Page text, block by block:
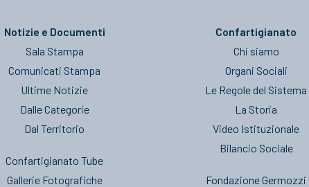
Notizie e Documenti
Sala Stampa
Comunicati Stampa
Ultime Notizie
Dalle Categorie
Dal Territorio
Confartigianato Tube
Gallerie Fotografiche
Confartigianato
Chi siamo
Organi Sociali
Le Regole del Sistema
La Storia
Video Istituzionale
Bilancio Sociale
Fondazione Germozzi